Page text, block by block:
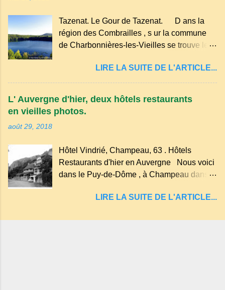
dans les nuages et brille au moindre rayon
de soleil, attirant le regard. Bien entouré de
verdure, d'un étang, d'une bambouseraie
des souvenirs tout cela dans un grand parc
arboré.
Tazenat. Le Gour de Tazenat. D ans la
région des Combrailles , s ur la commune
de Charbonnières-les-Vieilles se trouve le
d'explosion) rempli d’eau, appelé : le Lac de
Tazenat ou Tazanat, il est le premier et le
plus au nord de la Chaîne des Puys qui en
compte près de soixante. En Auvergne
"sans fond" et en forme d'entonnoir
entraînant vers les entrailles de la terre, les
malheureux qui s'approchaient trop de
LIRE LA SUITE DE L'ARTICLE...
L' Auvergne d'hier, deux hôtels restaurants
en vieilles photos.
août 29, 2018
Hôtel Vindrié, Champeau, 63 . Hôtels
Restaurants d'hier en Auvergne Nous voici
dans le Puy-de-Dôme , à Champeau dans
Servant . L'Hôtel-Restaurant Vindrié était
son jambon de pays et son poulet cocotte,
LIRE LA SUITE DE L'ARTICLE...